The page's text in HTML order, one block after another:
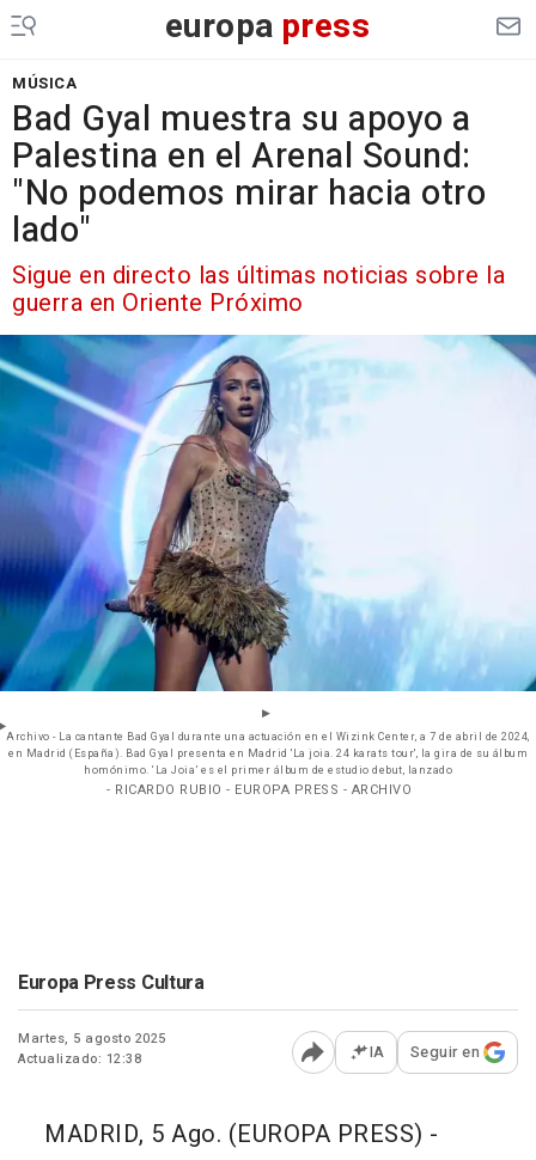
europa press
MÚSICA
Bad Gyal muestra su apoyo a
Palestina en el Arenal Sound:
"No podemos mirar hacia otro
lado"
Sigue en directo las últimas noticias sobre la
guerra en Oriente Próximo
Archivo - La cantante Bad Gyal durante una actuación en el Wizink Center, a 7 de abril de 2024,
en Madrid (España). Bad Gyal presenta en Madrid 'La joia. 24 karats tour', la gira de su álbum
homónimo. ‘La Joia’ es el primer álbum de estudio debut, lanzado
- RICARDO RUBIO - EUROPA PRESS - ARCHIVO
Europa Press Cultura
Martes, 5 agosto 2025
Actualizado: 12:38
Abrir opciones para
IA Seguir en
MADRID, 5 Ago. (EUROPA PRESS) -